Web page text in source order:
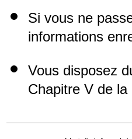
Si vous ne
informations
Vous disposez
Chapitre V de